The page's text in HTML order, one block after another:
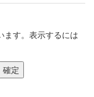
ます。表示するには